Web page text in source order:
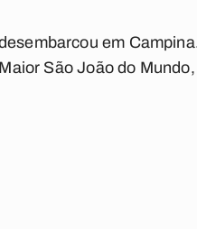
em
São João do